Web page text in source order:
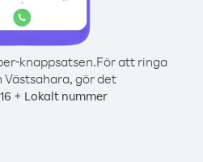
knappsatsen.För att ringa
Västsahara, gör det
+ Lokalt nummer